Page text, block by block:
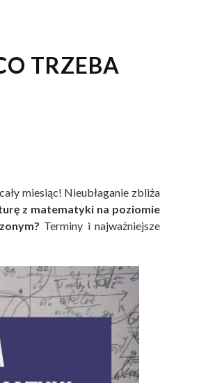
TRZEBA
miesiąc! Nieubłaganie zbliża
z matematyki na poziomie
Terminy i najważniejsze